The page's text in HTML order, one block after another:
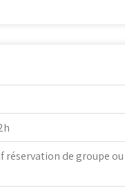
réservation de groupe ou